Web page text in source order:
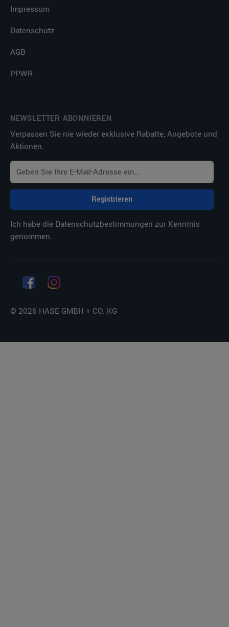
Impressum
Datenschutz
AGB
PPWR
NEWSLETTER ABONNIEREN
Verpassen Sie nie wieder exklusive Rabatte, Angebote und
Aktionen.
Registrieren
Ich habe die Datenschutzbestimmungen zur Kenntnis
genommen.
© 2026 HASE GMBH + CO. KG